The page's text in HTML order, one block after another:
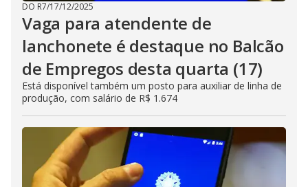
DO R7/17/12/2025
Vaga para atendente de
lanchonete é destaque no Balcão
de Empregos desta quarta (17)
Está disponível também um posto para auxiliar de linha de
produção, com salário de R$ 1.674